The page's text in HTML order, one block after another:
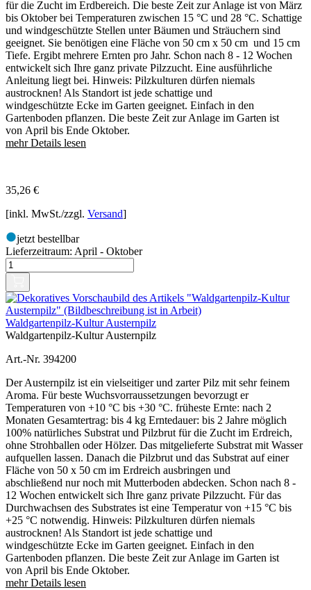
für die Zucht im Erdbereich. Die beste Zeit zur Anlage ist von März
bis Oktober bei Temperaturen zwischen 15 °C und 28 °C. Schattige
und windgeschützte Stellen unter Bäumen und Sträuchern sind
geeignet. Sie benötigen eine Fläche von 50 cm x 50 cm und 15 cm
Tiefe. Ergibt mehrere Ernten pro Jahr. Schon nach 8 - 12 Wochen
entwickelt sich Ihre ganz private Pilzzucht. Eine ausführliche
Anleitung liegt bei. Hinweis: Pilzkulturen dürfen niemals
austrocknen! Als Standort ist jede schattige und
windgeschützte Ecke im Garten geeignet. Einfach in den
Gartenboden pflanzen. Die beste Zeit zur Anlage im Garten ist
von April bis Ende Oktober.
mehr Details lesen
35,26 €
[inkl. MwSt./zzgl. Versand]
jetzt bestellbar
Lieferzeitraum: April - Oktober
Waldgartenpilz-Kultur Austernpilz
Waldgartenpilz-Kultur Austernpilz
Art.-Nr. 394200
Der Austernpilz ist ein vielseitiger und zarter Pilz mit sehr feinem
Aroma. Für beste Wuchsvorraussetzungen bevorzugt er
Temperaturen von +10 °C bis +30 °C. früheste Ernte: nach 2
Monaten Gesamtertrag: bis 4 kg Erntedauer: bis 2 Jahre möglich
100% natürliches Substrat und Pilzbrut für die Zucht im Erdreich,
ohne Strohballen oder Hölzer. Das mitgelieferte Substrat mit Wasser
aufquellen lassen. Danach die Pilzbrut und das Substrat auf einer
Fläche von 50 x 50 cm im Erdreich ausbringen und
abschließend nur noch mit Mutterboden abdecken. Schon nach 8 -
12 Wochen entwickelt sich Ihre ganz private Pilzzucht. Für das
Durchwachsen des Substrates ist eine Temperatur von +15 °C bis
+25 °C notwendig. Hinweis: Pilzkulturen dürfen niemals
austrocknen! Als Standort ist jede schattige und
windgeschützte Ecke im Garten geeignet. Einfach in den
Gartenboden pflanzen. Die beste Zeit zur Anlage im Garten ist
von April bis Ende Oktober.
mehr Details lesen